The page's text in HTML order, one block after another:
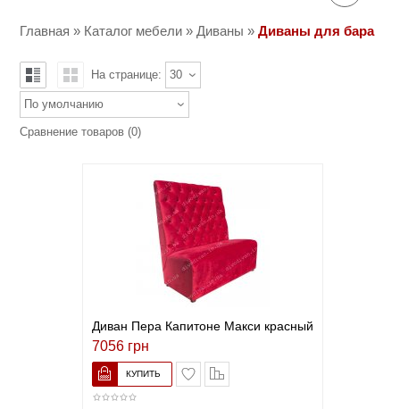
Главная » Каталог мебели »Диваны »Диваны для бара
На странице: 30
По умолчанию
Сравнение товаров (0)
Диван Пера Капитоне Макси красный
7056 грн
В список желаний